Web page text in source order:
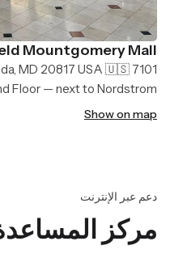
Mountgomery Mall
7101 Democracy Blvd, Bethesda, MD 20817 USA 🇺🇸
Floor — next to Nordstrom
Show on map
دعم عبر الإنترنت
مركز